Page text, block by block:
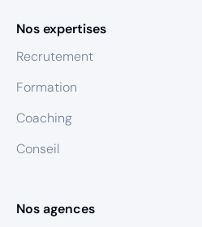
Nos expertises
Recrutement
Formation
Coaching
Conseil
Nos agences